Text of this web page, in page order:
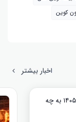
کوین
اخبار بیشتر
نرخ تورم و قیمت دلار تا پایان ۱۴۰۵ به چه